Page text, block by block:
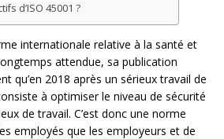
d’ISO 45001 ?
internationale relative à la santé et
attendue, sa publication
qu’en 2018 après un sérieux travail de
à optimiser le niveau de sécurité
de travail. C’est donc une norme
employés que les employeurs et de